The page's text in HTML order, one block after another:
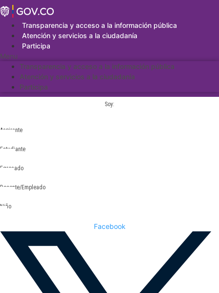
Saltar
al
contenidoTransparencia y acceso a la información pública
Atención y servicios a la ciudadanía
Participa
Menu
Transparencia y acceso a la información pública
Atención y servicios a la ciudadanía
Participa
Soy:
Aspirante
Estudiante
Egresado
Docente/Empleado
Niño
Facebook